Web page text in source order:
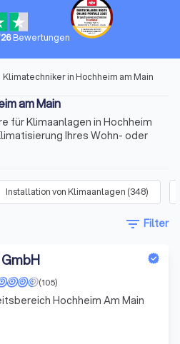
Bewertungen
Klimatechniker in Hochheim am Main
am Main
für Klimaanlagen in Hochheim
Ihres Wohn- oder
Installation von Klimaanlagen (348)
filter_list Filter
(105)
Hochheim Am Main